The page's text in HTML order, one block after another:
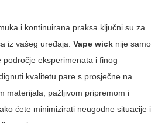
i kontinuirana praksa ključni su za
iz vašeg uređaja. Vape wick nije samo
eksperimenata i finog
kvalitetu pare s prosječne na
materijala, pažljivom pripremom i
ćete minimizirati neugodne situacije i